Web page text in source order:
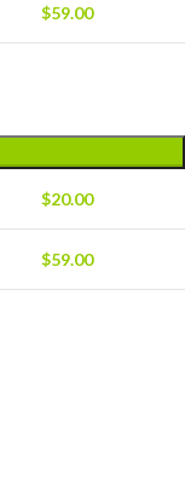
$59.00
$20.00
$59.00